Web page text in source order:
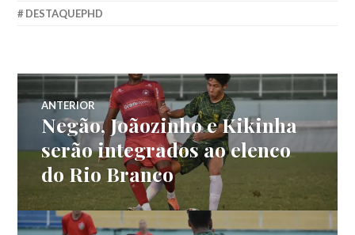
DESTAQUEPHD
ANTERIOR
Negão, Joãozinho e Kikinha
serão integrados ao elenco
do Rio Branco